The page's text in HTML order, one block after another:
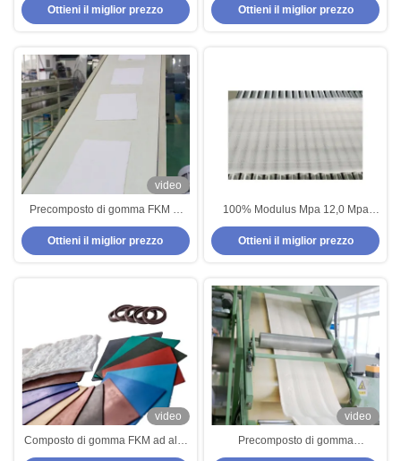
all'olio e intervallo di temperatura
da -20°C a +200°C per
Ottieni il miglior prezzo
resistenza chimica eccellente
Ottieni il miglior prezzo
video
Precomposto di gomma FKM di
grado industriale per prestazioni
ottimali eccellente resistenza
all'ozono
Ottieni il miglior prezzo
100% Modulus Mpa 12,0 Mpa
FKM Rubber Precompound
Compression Set 17 Resistenza
alla trazione 12 MPa
Ottieni il miglior prezzo
video
Composto di gomma FKM ad alte
prestazioni con allungamento >
video
Precomposto di gomma
DOWHON FKM con allungamento